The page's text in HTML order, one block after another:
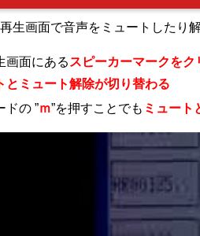
生画面で音声をミュートしたり
画面にある スピーカーマークをク
とミュート解除が切り替わる
ドの ”ｍ”を押すことでも ミュート